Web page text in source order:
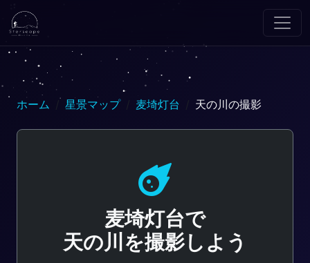
ホーム 星景マップ 麦埼灯台 天の川の撮影
麦埼灯台で
天の川を撮影しよう